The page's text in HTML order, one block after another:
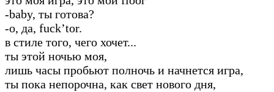
-baby, ты готова?
-о, да, fuck’tor.
в стиле того, чего хочет...
ты этой ночью моя,
лишь часы пробьют полночь и начнется игра,
ты пока непорочна, как свет нового дня,